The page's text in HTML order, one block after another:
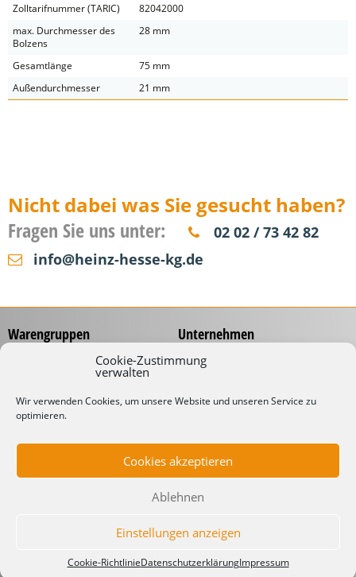
Cookie-Zustimmung
verwalten
Wir verwenden Cookies, um unsere Website und unseren Service zu
optimieren.
Cookies akzeptieren
Ablehnen
Einstellungen anzeigen
Cookie-RichtlinieDatenschutzerklärungImpressum
Zolltarifnummer (TARIC)
82042000
max. Durchmesser des
Bolzens
28 mm
Gesamtlänge
75 mm
Außendurchmesser
21 mm
Nicht dabei was Sie gesucht haben?
Fragen Sie uns unter:
02 02 / 73 42 82
info@heinz-hesse-kg.de
Warengruppen
Koffer & Taschen
Kabelbinder
Unternehmen
Service
Katalog
Downloads
Impressum